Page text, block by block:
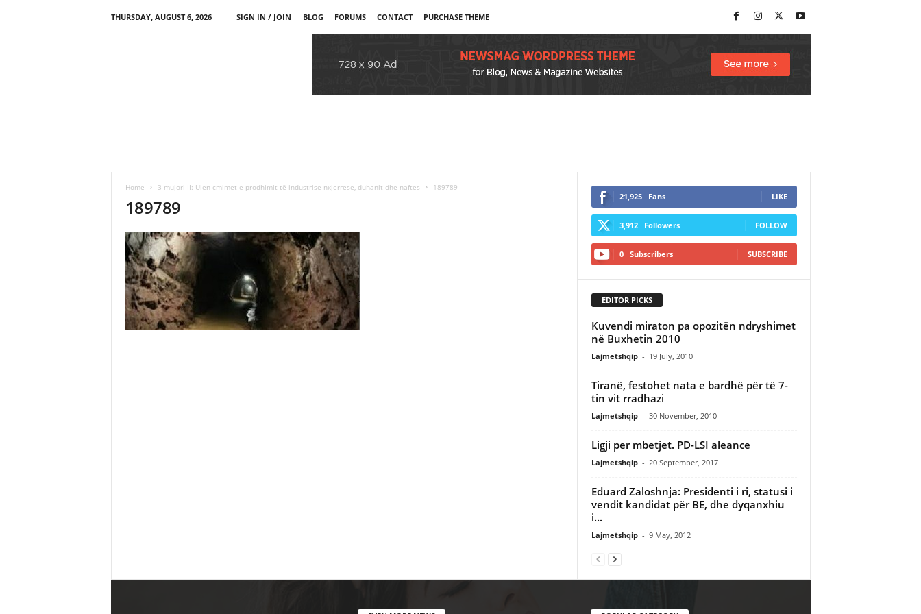
THURSDAY, AUGUST 6, 2026 SIGN IN / JOIN BLOG FORUMS CONTACT PURCHASE THEME
Home 3-mujori II: Ulen cmimet e prodhimit të industrise nxjerrese, duhanit dhe naftes 189789
189789 21,925 Fans LIKE
3,912 Followers FOLLOW
0 Subscribers SUBSCRIBE
EDITOR PICKS
Kuvendi miraton pa opozitën ndryshimet
në Buxhetin 2010
Lajmetshqip - 19 July, 2010
Tiranë, festohet nata e bardhë për të 7-
tin vit rradhazi
Lajmetshqip - 30 November, 2010
Ligji per mbetjet. PD-LSI aleance
Lajmetshqip - 20 September, 2017
Eduard Zaloshnja: Presidenti i ri, statusi i
vendit kandidat për BE, dhe dyqanxhiu
i...
Lajmetshqip - 9 May, 2012